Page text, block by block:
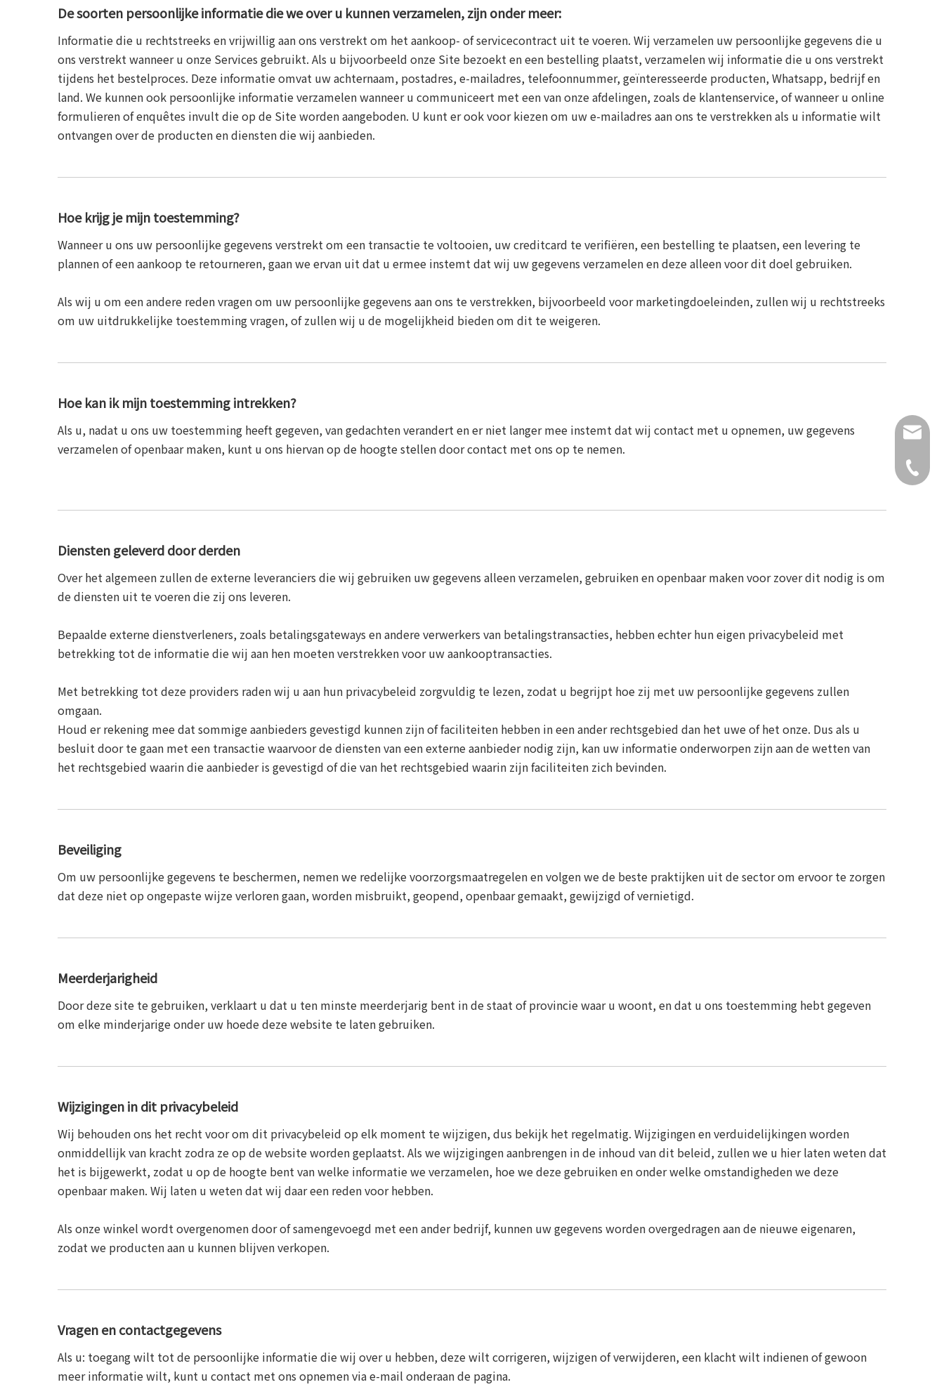
De soorten persoonlijke informatie die we over u kunnen verzamelen, zijn onder meer:
Informatie die u rechtstreeks en vrijwillig aan ons verstrekt om het aankoop- of servicecontract uit te voeren. Wij verzamelen uw persoonlijke gegevens die u
ons verstrekt wanneer u onze Services gebruikt. Als u bijvoorbeeld onze Site bezoekt en een bestelling plaatst, verzamelen wij informatie die u ons verstrekt
tijdens het bestelproces. Deze informatie omvat uw achternaam, postadres, e-mailadres, telefoonnummer, geïnteresseerde producten, Whatsapp, bedrijf en
land. We kunnen ook persoonlijke informatie verzamelen wanneer u communiceert met een van onze afdelingen, zoals de klantenservice, of wanneer u online
formulieren of enquêtes invult die op de Site worden aangeboden. U kunt er ook voor kiezen om uw e-mailadres aan ons te verstrekken als u informatie wilt
ontvangen over de producten en diensten die wij aanbieden.
Hoe krijg je mijn toestemming?
Wanneer u ons uw persoonlijke gegevens verstrekt om een ​​transactie te voltooien, uw creditcard te verifiëren, een bestelling te plaatsen, een levering te
plannen of een aankoop te retourneren, gaan we ervan uit dat u ermee instemt dat wij uw gegevens verzamelen en deze alleen voor dit doel gebruiken.
Als wij u om een ​​andere reden vragen om uw persoonlijke gegevens aan ons te verstrekken, bijvoorbeeld voor marketingdoeleinden, zullen wij u rechtstreeks
om uw uitdrukkelijke toestemming vragen, of zullen wij u de mogelijkheid bieden om dit te weigeren.
Hoe kan ik mijn toestemming intrekken?
Als u, nadat u ons uw toestemming heeft gegeven, van gedachten verandert en er niet langer mee instemt dat wij contact met u opnemen, uw gegevens
verzamelen of openbaar maken, kunt u ons hiervan op de hoogte stellen door contact met ons op te nemen.
Diensten geleverd door derden
Over het algemeen zullen de externe leveranciers die wij gebruiken uw gegevens alleen verzamelen, gebruiken en openbaar maken voor zover dit nodig is om
de diensten uit te voeren die zij ons leveren.
Bepaalde externe dienstverleners, zoals betalingsgateways en andere verwerkers van betalingstransacties, hebben echter hun eigen privacybeleid met
betrekking tot de informatie die wij aan hen moeten verstrekken voor uw aankooptransacties.
Met betrekking tot deze providers raden wij u aan hun privacybeleid zorgvuldig te lezen, zodat u begrijpt hoe zij met uw persoonlijke gegevens zullen
omgaan.
Houd er rekening mee dat sommige aanbieders gevestigd kunnen zijn of faciliteiten hebben in een ander rechtsgebied dan het uwe of het onze. Dus als u
besluit door te gaan met een transactie waarvoor de diensten van een externe aanbieder nodig zijn, kan uw informatie onderworpen zijn aan de wetten van
het rechtsgebied waarin die aanbieder is gevestigd of die van het rechtsgebied waarin zijn faciliteiten zich bevinden.
Beveiliging
Om uw persoonlijke gegevens te beschermen, nemen we redelijke voorzorgsmaatregelen en volgen we de beste praktijken uit de sector om ervoor te zorgen
dat deze niet op ongepaste wijze verloren gaan, worden misbruikt, geopend, openbaar gemaakt, gewijzigd of vernietigd.
Meerderjarigheid
Door deze site te gebruiken, verklaart u dat u ten minste meerderjarig bent in de staat of provincie waar u woont, en dat u ons toestemming hebt gegeven
om elke minderjarige onder uw hoede deze website te laten gebruiken.
Wijzigingen in dit privacybeleid
Wij behouden ons het recht voor om dit privacybeleid op elk moment te wijzigen, dus bekijk het regelmatig. Wijzigingen en verduidelijkingen worden
onmiddellijk van kracht zodra ze op de website worden geplaatst. Als we wijzigingen aanbrengen in de inhoud van dit beleid, zullen we u hier laten weten dat
het is bijgewerkt, zodat u op de hoogte bent van welke informatie we verzamelen, hoe we deze gebruiken en onder welke omstandigheden we deze
openbaar maken. Wij laten u weten dat wij daar een reden voor hebben.
Als onze winkel wordt overgenomen door of samengevoegd met een ander bedrijf, kunnen uw gegevens worden overgedragen aan de nieuwe eigenaren,
zodat we producten aan u kunnen blijven verkopen.
Vragen en contactgegevens
Als u: toegang wilt tot de persoonlijke informatie die wij over u hebben, deze wilt corrigeren, wijzigen of verwijderen, een klacht wilt indienen of gewoon
meer informatie wilt, kunt u contact met ons opnemen via e-mail onderaan de pagina.
+49